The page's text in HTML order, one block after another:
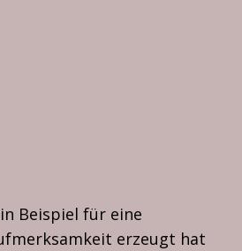
Beispiel für eine
erzeugt hat